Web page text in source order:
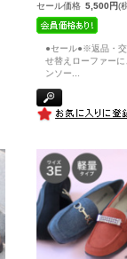
セール価格 5,500円(
●セール●※返品・
せ替えローファーに
ンソー